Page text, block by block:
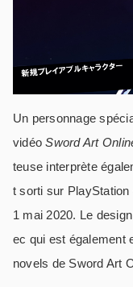
Un personnage
vidéoSword Art
teuse interprète
t sorti sur
1 mai 2020. Le
ec qui est également
novels de Sword Art